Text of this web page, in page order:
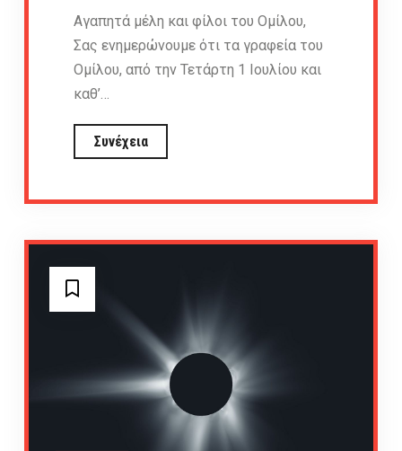
Αγαπητά μέλη και φίλοι του Ομίλου,
Σας ενημερώνουμε ότι τα γραφεία του
Ομίλου, από την Τετάρτη 1 Ιουλίου και
καθ’…
ΣυνέχειαΤα
γραφεία
θα
τη
διάρκεια
του
θέρους